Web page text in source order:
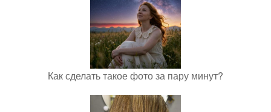
Как сделать такое фото за пару минут?